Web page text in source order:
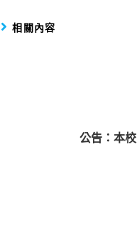
相關內容
公告：本